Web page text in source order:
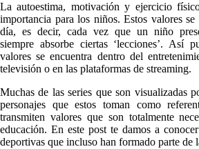
La autoestima, motivación y ejercicio
importancia para los niños. Estos valores
día, es decir, cada vez que un niño
siempre absorbe ciertas ‘lecciones’. Así
valores se encuentra dentro del
televisión o en las plataformas de streaming.
Muchas de las series que son visualizadas
personajes que estos toman como
transmiten valores que son totalmente
educación. En este post te damos a
deportivas que incluso han formado parte de